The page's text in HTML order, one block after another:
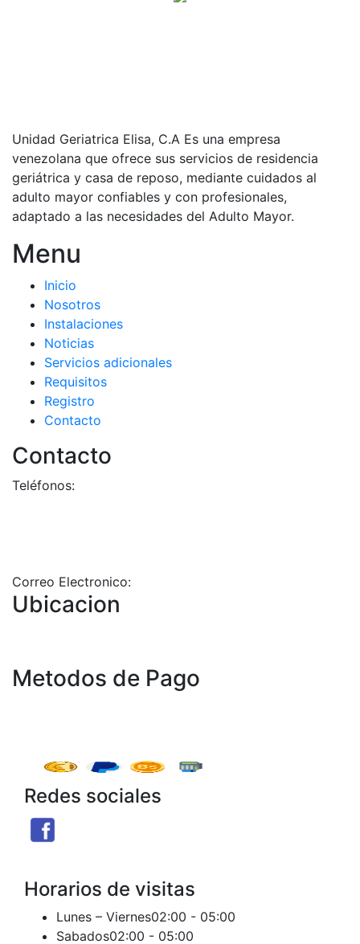
Unidad Geriatrica Elisa, C.A Es una empresa
venezolana que ofrece sus servicios de residencia
geriátrica y casa de reposo, mediante cuidados al
adulto mayor confiables y con profesionales,
adaptado a las necesidades del Adulto Mayor.
Menu
Inicio
Nosotros
Instalaciones
Noticias
Servicios adicionales
Requisitos
Registro
Contacto
Contacto
Teléfonos:
Correo Electronico:
Ubicacion
Metodos de Pago
Redes sociales
Horarios de visitas
Lunes – Viernes02:00 - 05:00
Sabados02:00 - 05:00